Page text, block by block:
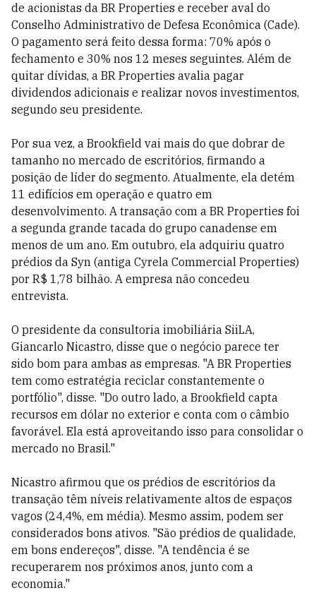
de acionistas da BR Properties e receber aval do
Conselho Administrativo de Defesa Econômica (Cade).
O pagamento será feito dessa forma: 70% após o
fechamento e 30% nos 12 meses seguintes. Além de
quitar dívidas, a BR Properties avalia pagar
dividendos adicionais e realizar novos investimentos,
segundo seu presidente.
Por sua vez, a Brookfield vai mais do que dobrar de
tamanho no mercado de escritórios, firmando a
posição de líder do segmento. Atualmente, ela detém
11 edifícios em operação e quatro em
desenvolvimento. A transação com a BR Properties foi
a segunda grande tacada do grupo canadense em
menos de um ano. Em outubro, ela adquiriu quatro
prédios da Syn (antiga Cyrela Commercial Properties)
por R$ 1,78 bilhão. A empresa não concedeu
entrevista.
O presidente da consultoria imobiliária SiiLA,
Giancarlo Nicastro, disse que o negócio parece ter
sido bom para ambas as empresas. "A BR Properties
tem como estratégia reciclar constantemente o
portfólio", disse. "Do outro lado, a Brookfield capta
recursos em dólar no exterior e conta com o câmbio
favorável. Ela está aproveitando isso para consolidar o
mercado no Brasil."
Nicastro afirmou que os prédios de escritórios da
transação têm níveis relativamente altos de espaços
vagos (24,4%, em média). Mesmo assim, podem ser
considerados bons ativos. "São prédios de qualidade,
em bons endereços", disse. "A tendência é se
recuperarem nos próximos anos, junto com a
economia."